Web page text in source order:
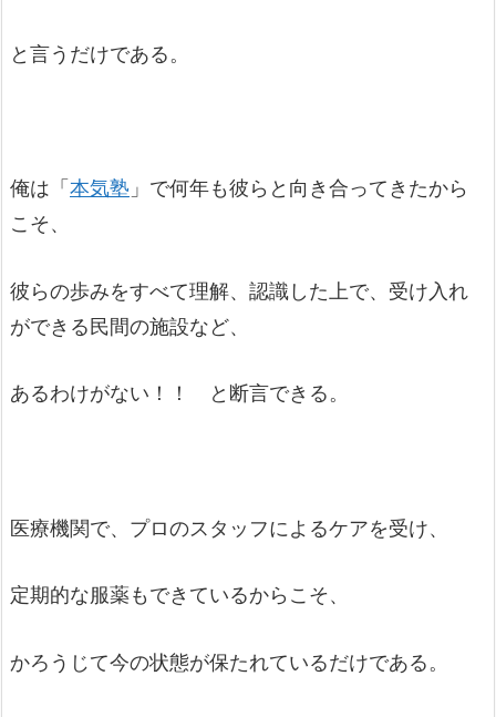
と言うだけである。
俺は「 本気塾 」で何年も彼らと向き合ってきたから
こそ、
彼らの歩みをすべて理解、認識した上で、受け入れ
ができる民間の施設など、
あるわけがない！！ と断言できる。
医療機関で、プロのスタッフによるケアを受け、
定期的な服薬もできているからこそ、
かろうじて今の状態が保たれているだけである。